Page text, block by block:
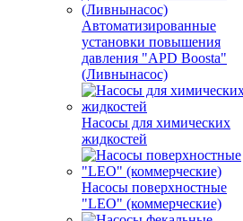
Автоматизированные
установки повышения
давления "APD Boosta"
(Ливнынасос)
Насосы для химических
жидкостей
Насосы поверхностные
"LEO" (коммерческие)